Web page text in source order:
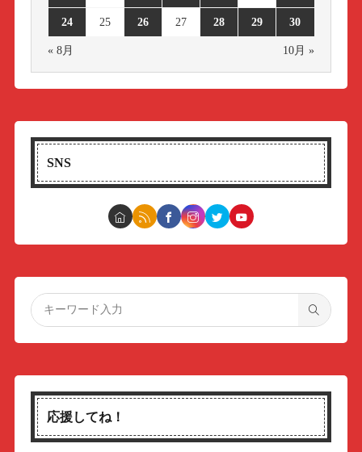
24 25 26 27 28 29 30
« 8月 10月 »
SNS
応援してね！